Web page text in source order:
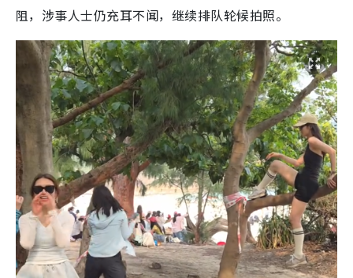
阻，涉事人士仍充耳不闻，继续排队轮候拍照。